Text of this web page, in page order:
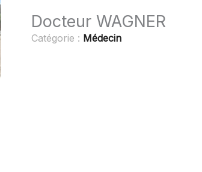
Docteur WAGNER
Catégorie : Médecin